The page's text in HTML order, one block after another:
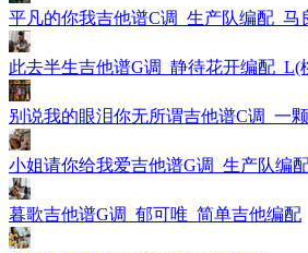
平凡的你我吉他谱C调_生产队编配_马
此去半生吉他谱G调_静待花开编配_L(
别说我的眼泪你无所谓吉他谱C调_一
小姐请你给我爱吉他谱G调_生产队编
暮歌吉他谱G调_郁可唯_简单吉他编配